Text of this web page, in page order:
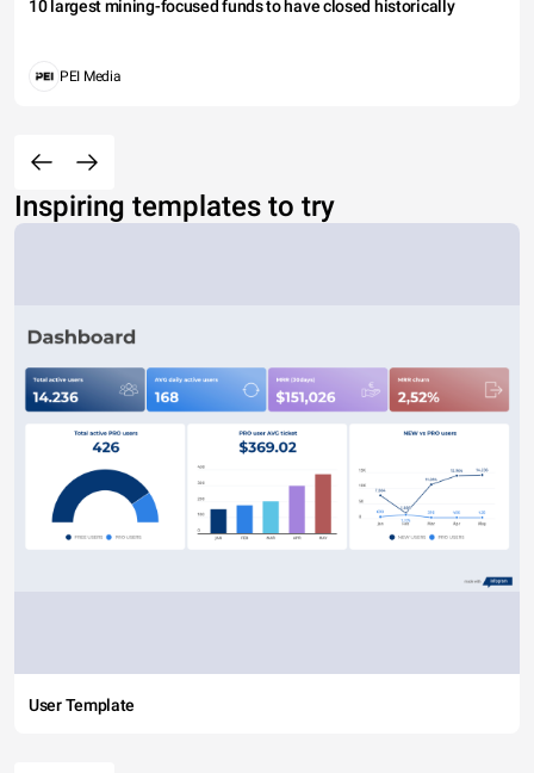
10 largest mining-focused funds to have closed historically
PEI Media
Inspiring templates to try
User Template